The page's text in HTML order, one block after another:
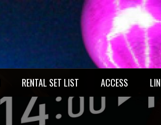
RENTAL SET LIST ACCESS